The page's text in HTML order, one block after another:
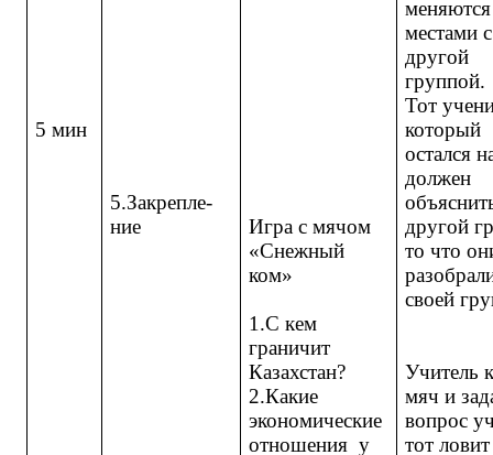
5 мин
5.Закрепле-
ние
Игра с мячом
«Снежный
ком»
1.С кем
граничит
Казахстан?
2.Какие
экономические
отношения у
меняются
местами с
другой
группой.
Тот
который
остался
должен
другой
то что
своей
Учитель
мяч и
вопрос
тот